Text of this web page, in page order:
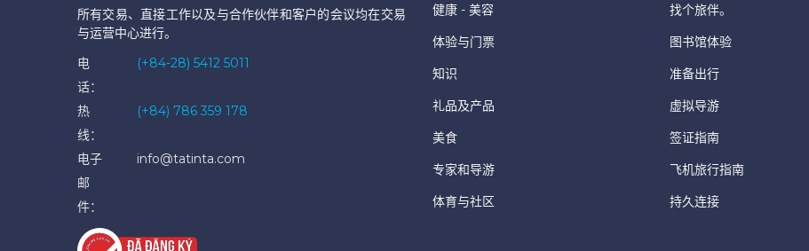
所有交易、直接工作以及与合作伙伴和客户的会议均在交易
与运营中心进行。
电
话：
(+84-28) 5412 5011
热
线：
(+84) 786 359 178
电子
邮
件：
info@tatinta.com
健康 - 美容
体验与门票
知识
礼品及产品
美食
专家和导游
体育与社区
找个旅伴。
图书馆体验
准备出行
虚拟导游
签证指南
飞机旅行指南
持久连接